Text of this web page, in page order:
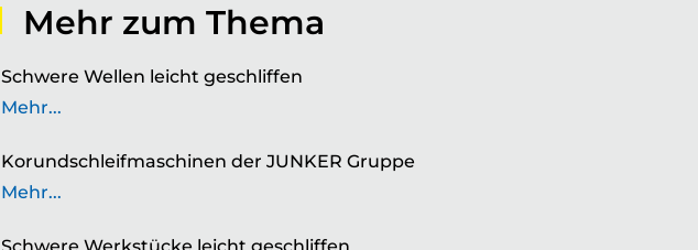
Mehr zum Thema
Schwere Wellen leicht geschliffen
Mehr...
Korundschleifmaschinen der JUNKER Gruppe
Mehr...